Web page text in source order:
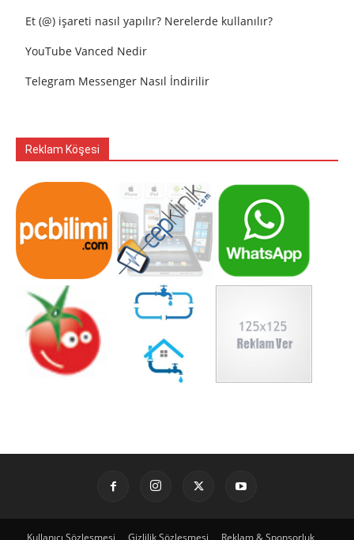
Et (@) işareti nasıl yapılır? Nerelerde kullanılır?
YouTube Vanced Nedir
Telegram Messenger Nasıl İndirilir
Reklam Köşesi
Kullanıcı Sözleşmesi Gizlilik Sözleşmesi Reklam & Sponsorluk